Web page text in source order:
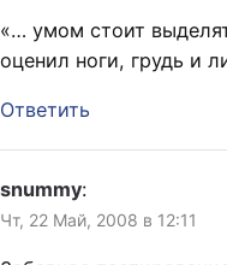
«… умом стоит
оценил ноги, грудь и
Ответить
snummy:
Чт, 22 Май, 2008 в 12:11